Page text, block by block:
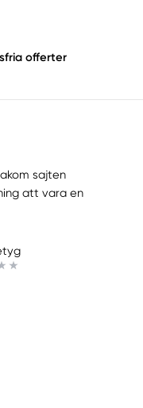
offerter
sajten
att vara en